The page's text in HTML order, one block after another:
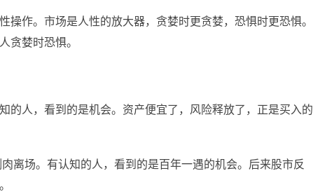
操作。市场是人性的放大器，贪婪时更贪婪，恐惧时更恐惧。
贪婪时恐惧。
的人，看到的是机会。资产便宜了，风险释放了，正是买入的
离场。有认知的人，看到的是百年一遇的机会。后来股市反